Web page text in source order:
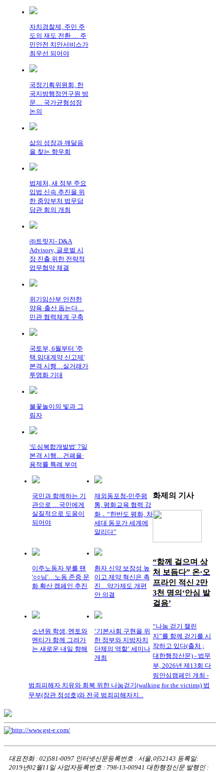
자치경찰제, 주민 주
도의 재도 전환 … 주
민안전 치안서비스가
최우선 되어야
국정기획위원회, 한
국지방행정연구원 방
문… 국가균형성장
논의
삶의 성장과 깨달음
을 찾는 향우회
법제처, 새 정부 주요
입법 신속 추진을 위
한 중앙부처 법무담
당관 회의 개최
㈜트릿지- D&A
Advisory, 글로벌 시
장 진출 위한 전략적
업무협약 체결
위기임산부 안전한
양육·출산 돕는다…
민관 협력체계 구축
국토부, 6월부터 '주
택 임대계약 신고제'
본격 시행…실거래가
투명화 기대
불꽃놀이의 빛과 그
림자
'도심복합개발법' 7일
본격 시행…건폐율·
용적률 특례 부여
국민과 함께하는 기
관으로 …국민에게
실질적으로 도움이
되어야
재외동포청-민주평
통, 평화교육 협력 강
화 ․ “한반도 평화, 차
세대 동포가 세계에
알리다”
이주노동자 부를 땐
'○○님'…노동 존중 문
화 확산 캠페인 추진
환자 신약 보장성 높
이고 제약 혁신은 촉
진…약가제도 개편
안 의결
소년원 학생, 멘토와
멘티가 함께 그려가
는 새로운 내일 향해
‘기본사회 구현을 위
한 정부와 지방자치
단체의 역할’ 세미나
개최
화제의 기사
“함께 걸으며 상
처 보듬다” 온·오
프라인 적신 2만
3천 명의‘안심 발
걸음’
“나눔 걷기 챌린
지”를 함께 걷기를 시
작하고 있다(출처 ;
대한행정산문) - 법무
부, 2026년 제13회 다
링안심캠페인 개최 -
범죄피해자 치유와 회복 위한 나눔걷기(walking for the victims) 법
무부(장관 정성호)와 전국 범죄피해자지...
대표전화 : 02)581-0097 인터넷신문등록번호 : 서울,아52143 등록일:
2019년02월11일 사업자등록번호 : 798-13-00941 대한행정신문 발행인 :